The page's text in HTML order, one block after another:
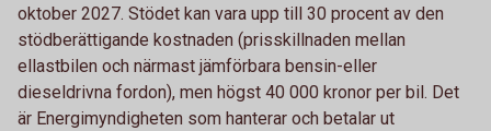
oktober 2027. Stödet kan vara upp till 30 procent av den
stödberättigande kostnaden (prisskillnaden mellan
ellastbilen och närmast jämförbara bensin-eller
dieseldrivna fordon), men högst 40 000 kronor per bil. Det
är Energimyndigheten som hanterar och betalar ut